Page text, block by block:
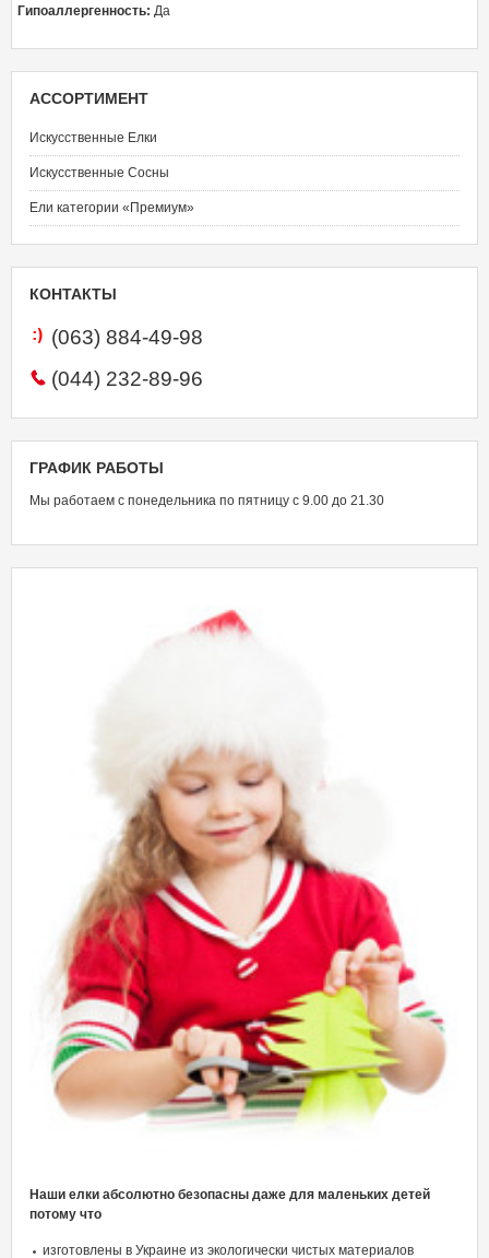
Гипоаллергенность: Да
АССОРТИМЕНТ
Искусственные Елки
Искусственные Сосны
Ели категории «Премиум»
КОНТАКТЫ
(063) 884-49-98
(044) 232-89-96
ГРАФИК РАБОТЫ
Мы работаем с понедельника по пятницу с 9.00 до 21.30
Наши елки абсолютно безопасны даже для маленьких детей
потому что
изготовлены в Украине из экологически чистых материалов